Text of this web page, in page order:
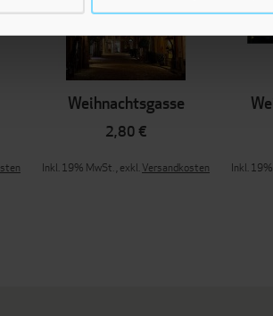
Weihnachtsgasse
2,80 €
Inkl. 19% MwSt.,exkl.Versandkosten Inkl.